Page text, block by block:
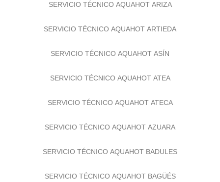
SERVICIO TÉCNICO AQUAHOT ARIZA
SERVICIO TÉCNICO AQUAHOT ARTIEDA
SERVICIO TÉCNICO AQUAHOT ASÍN
SERVICIO TÉCNICO AQUAHOT ATEA
SERVICIO TÉCNICO AQUAHOT ATECA
SERVICIO TÉCNICO AQUAHOT AZUARA
SERVICIO TÉCNICO AQUAHOT BADULES
SERVICIO TÉCNICO AQUAHOT BAGÜÉS